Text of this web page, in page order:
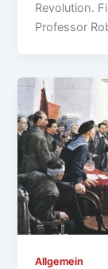
Revolution.
Professor
Allgemein